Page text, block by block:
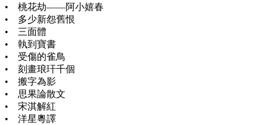
• 桃花劫——阿小嬉春
• 多少新怨舊恨
• 三面體
• 執到寶書
• 受傷的雀鳥
• 刻畫琅玕千個
• 搬字為影
• 思果論散文
• 宋淇解紅
• 洋星粵譯